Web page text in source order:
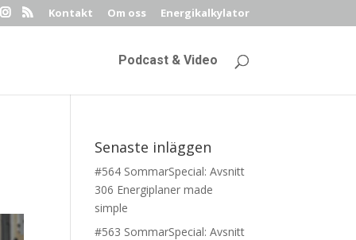
Kontakt Om oss Energikalkylator
Podcast & Video
Senaste inläggen
#564 SommarSpecial: Avsnitt
306 Energiplaner made
simple
#563 SommarSpecial: Avsnitt